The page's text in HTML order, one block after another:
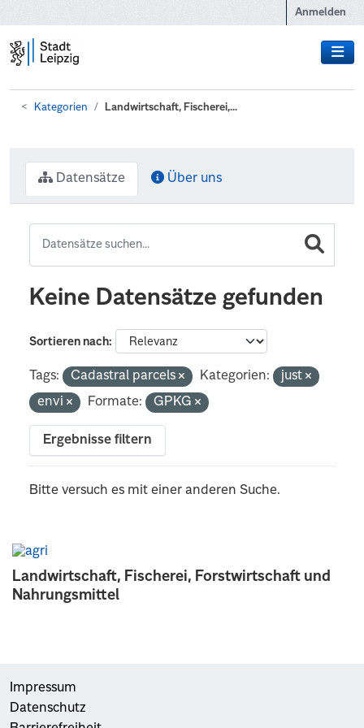
Anmelden
Kategorien Landwirtschaft, Fischerei,...
Landwirtschaft, Fischerei, Forstwirtschaft und
Nahrungsmittel
Datensätze Über uns
Keine Datensätze gefunden
Sortieren nach
Tags: Cadastral parcels Kategorien:
just
envi
Formate: GPKG
Ergebnisse filtern
Bitte versuch es mit einer anderen Suche.
Impressum
Datenschutz